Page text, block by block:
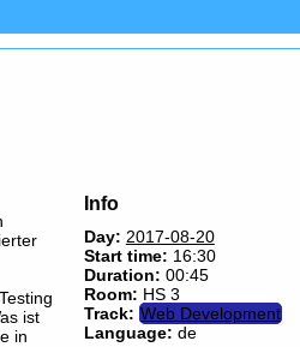
ist
in
Info
Day: 2017-08-20
Start time: 16:30
Duration: 00:45
Room: HS 3
Track: Web Development
Language: de